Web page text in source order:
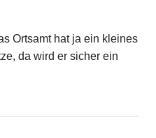
Ortsamt hat ja ein kleines
da wird er sicher ein